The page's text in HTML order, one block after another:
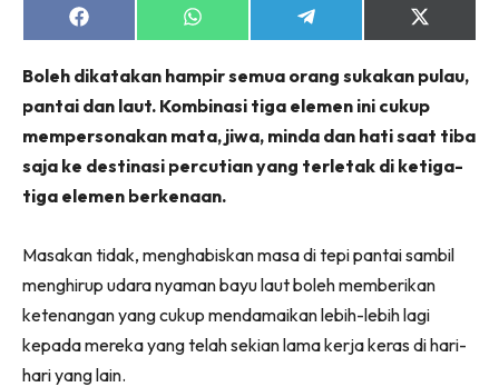
Share
on
Share
on
Share
on
Share
on
(Twitter)
Boleh dikatakan hampir semua orang sukakan pulau,
pantai dan laut. Kombinasi tiga elemen ini cukup
mempersonakan mata, jiwa, minda dan hati saat tiba
saja ke destinasi percutian yang terletak di ketiga-
tiga elemen berkenaan.
Masakan tidak, menghabiskan masa di tepi pantai sambil
menghirup udara nyaman bayu laut boleh memberikan
ketenangan yang cukup mendamaikan lebih-lebih lagi
kepada mereka yang telah sekian lama kerja keras di hari-
hari yang lain.